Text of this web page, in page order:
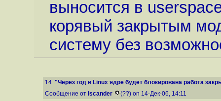
выносится в
корявый закрытым
систему без
14. "Через год в Linux ядре будет блокирована работа
Сообщение от Iscander (??) on 14-Дек-06, 14:11